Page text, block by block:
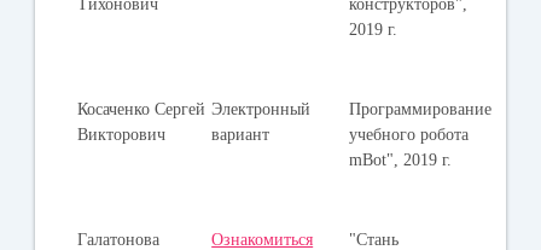
Тихонович
конструкторов",
2019 г.
Косаченко Сергей
Викторович
Электронный
вариант
Программирование
учебного робота
mBot", 2019 г.
Галатонова
Ознакомиться
"Стань